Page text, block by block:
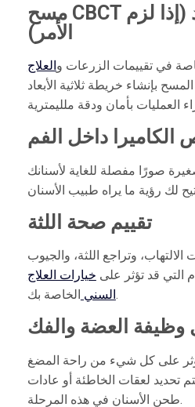
مسح CBCT ثلاثي الأبعاد (إذا لزم
الأمر)
في تقييمات الزرعات و العلاج
بإنشاء خريطة ثلاثية الأبعاد
داخل الفم
صورًا مفصلة للغاية لأسنانك
تقييم صحة اللثة
وتراجع اللثة، والجيوب
التي قد تؤثر على خيارات العلاج
السني الخاصة بك.
وظيفة العضة والفك
على كل شيء من راحة المضغ
تحديد لعقات الخاطئة أو عادات
طحن الأسنان في هذه المرحلة.